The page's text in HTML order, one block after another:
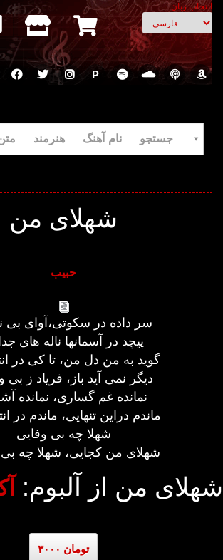
انتخاب زبان
P
جستجو نام آهنگ هنرمند متن
شهلای من
حبیب
سر داده در سکوتی،آوای بی
پیچد در آسمانها ناله های
گوید به من دل من، تا کی در
دیگر نمی آید باز، فریاد ز بی
نمانده غم گساری، نمانده
ماندم دراین تنهایی، ماندم در
شهلا چه بی وفایی
شهلای من کجایی، شهلا چه بی
شهلای من از آلبوم:
۳۰۰۰ تومان